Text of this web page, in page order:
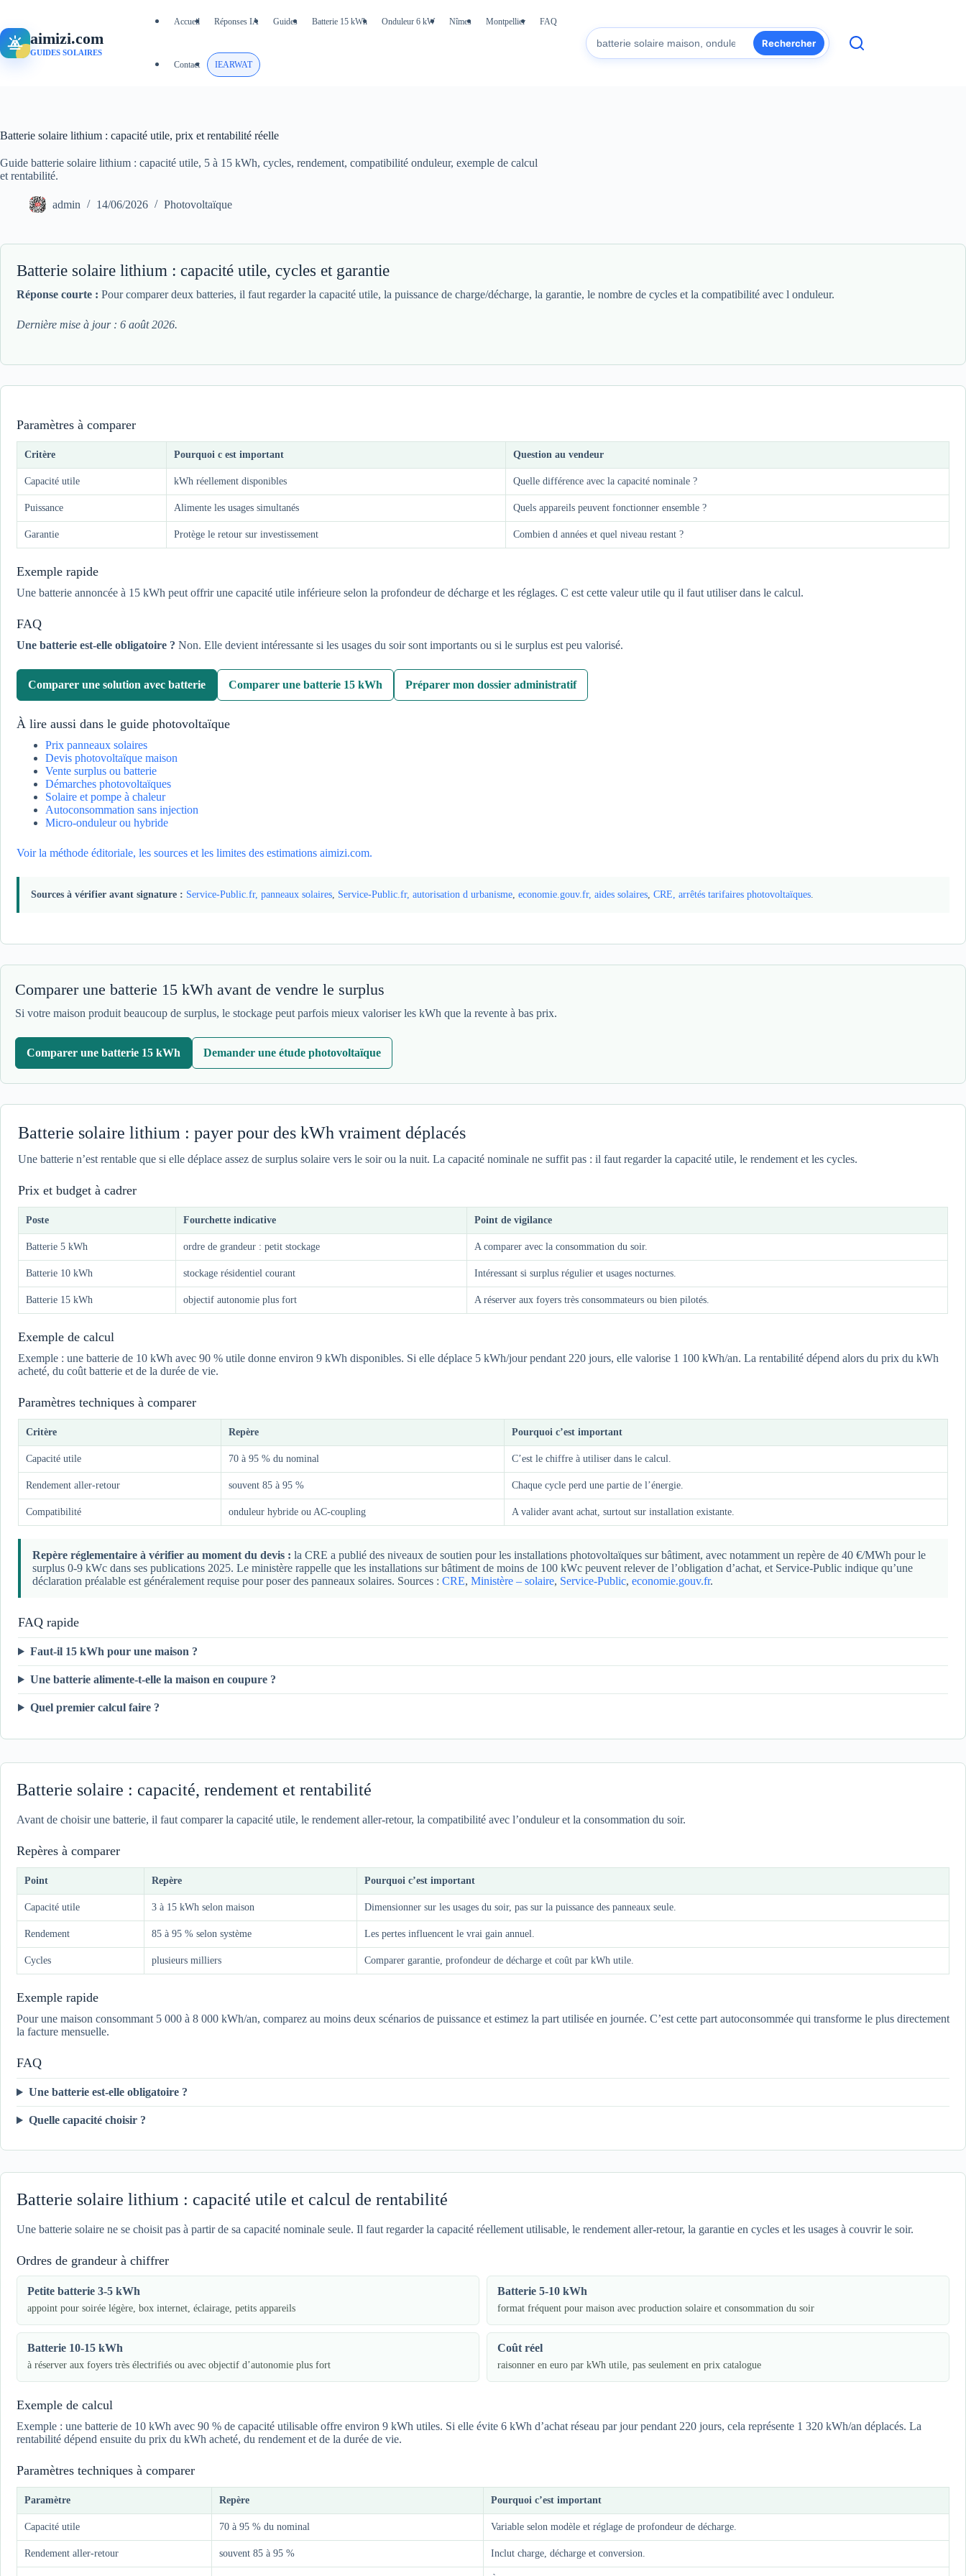
contenuaimizi.com
GUIDES SOLAIRES
Accueil Réponses IA Guides Batterie 15 kWh Onduleur 6 kW Nîmes Montpellier FAQ
Contact IEARWAT
Rechercher
Batterie solaire lithium : capacité utile, prix et rentabilité réelle
Guide batterie solaire lithium : capacité utile, 5 à 15 kWh, cycles, rendement, compatibilité onduleur, exemple de calcul
et rentabilité.
admin 14/06/2026 Photovoltaïque
Batterie solaire lithium : capacité utile, cycles et garantie
Réponse courte : Pour comparer deux batteries, il faut regarder la capacité utile, la puissance de charge/décharge, la garantie, le nombre de cycles et la compatibilité avec l onduleur.
Dernière mise à jour : 6 août 2026.
Paramètres à comparer
Critère Pourquoi c est important Question au vendeur
Capacité utile kWh réellement disponibles Quelle différence avec la capacité nominale ?
Puissance Alimente les usages simultanés Quels appareils peuvent fonctionner ensemble ?
Garantie Protège le retour sur investissement Combien d années et quel niveau restant ?
Exemple rapide
Une batterie annoncée à 15 kWh peut offrir une capacité utile inférieure selon la profondeur de décharge et les réglages. C est cette valeur utile qu il faut utiliser dans le calcul.
FAQ
Une batterie est-elle obligatoire ? Non. Elle devient intéressante si les usages du soir sont importants ou si le surplus est peu valorisé.
Comparer une solution avec batterie Comparer une batterie 15 kWh Préparer mon dossier administratif
À lire aussi dans le guide photovoltaïque
Prix panneaux solaires
Devis photovoltaïque maison
Vente surplus ou batterie
Démarches photovoltaïques
Solaire et pompe à chaleur
Autoconsommation sans injection
Micro-onduleur ou hybride
Voir la méthode éditoriale, les sources et les limites des estimations aimizi.com.
Sources à vérifier avant signature : Service-Public.fr, panneaux solaires, Service-Public.fr, autorisation d urbanisme, economie.gouv.fr, aides solaires, CRE, arrêtés tarifaires photovoltaïques.
Comparer une batterie 15 kWh avant de vendre le surplus
Si votre maison produit beaucoup de surplus, le stockage peut parfois mieux valoriser les kWh que la revente à bas prix.
Comparer une batterie 15 kWh Demander une étude photovoltaïque
Batterie solaire lithium : payer pour des kWh vraiment déplacés
Une batterie n’est rentable que si elle déplace assez de surplus solaire vers le soir ou la nuit. La capacité nominale ne suffit pas : il faut regarder la capacité utile, le rendement et les cycles.
Prix et budget à cadrer
Poste Fourchette indicative Point de vigilance
Batterie 5 kWh ordre de grandeur : petit stockage A comparer avec la consommation du soir.
Batterie 10 kWh stockage résidentiel courant Intéressant si surplus régulier et usages nocturnes.
Batterie 15 kWh objectif autonomie plus fort A réserver aux foyers très consommateurs ou bien pilotés.
Exemple de calcul
Exemple : une batterie de 10 kWh avec 90 % utile donne environ 9 kWh disponibles. Si elle déplace 5 kWh/jour pendant 220 jours, elle valorise 1 100 kWh/an. La rentabilité dépend alors du prix du kWh
acheté, du coût batterie et de la durée de vie.
Paramètres techniques à comparer
Critère Repère Pourquoi c’est important
Capacité utile 70 à 95 % du nominal C’est le chiffre à utiliser dans le calcul.
Rendement aller-retour souvent 85 à 95 % Chaque cycle perd une partie de l’énergie.
Compatibilité onduleur hybride ou AC-coupling A valider avant achat, surtout sur installation existante.
Repère réglementaire à vérifier au moment du devis : la CRE a publié des niveaux de soutien pour les installations photovoltaïques sur bâtiment, avec notamment un repère de 40 €/MWh pour le
surplus 0-9 kWc dans ses publications 2025. Le ministère rappelle que les installations sur bâtiment de moins de 100 kWc peuvent relever de l’obligation d’achat, et Service-Public indique qu’une
déclaration préalable est généralement requise pour poser des panneaux solaires. Sources : CRE, Ministère – solaire, Service-Public, economie.gouv.fr.
FAQ rapide
Faut-il 15 kWh pour une maison ?
Une batterie alimente-t-elle la maison en coupure ?
Quel premier calcul faire ?
Batterie solaire : capacité, rendement et rentabilité
Avant de choisir une batterie, il faut comparer la capacité utile, le rendement aller-retour, la compatibilité avec l’onduleur et la consommation du soir.
Repères à comparer
Point Repère Pourquoi c’est important
Capacité utile 3 à 15 kWh selon maison Dimensionner sur les usages du soir, pas sur la puissance des panneaux seule.
Rendement 85 à 95 % selon système Les pertes influencent le vrai gain annuel.
Cycles plusieurs milliers Comparer garantie, profondeur de décharge et coût par kWh utile.
Exemple rapide
Pour une maison consommant 5 000 à 8 000 kWh/an, comparez au moins deux scénarios de puissance et estimez la part utilisée en journée. C’est cette part autoconsommée qui transforme le plus directement
la facture mensuelle.
FAQ
Une batterie est-elle obligatoire ?
Quelle capacité choisir ?
Batterie solaire lithium : capacité utile et calcul de rentabilité
Une batterie solaire ne se choisit pas à partir de sa capacité nominale seule. Il faut regarder la capacité réellement utilisable, le rendement aller-retour, la garantie en cycles et les usages à couvrir le soir.
Ordres de grandeur à chiffrer
Petite batterie 3-5 kWh
appoint pour soirée légère, box internet, éclairage, petits appareils
Batterie 5-10 kWh
format fréquent pour maison avec production solaire et consommation du soir
Batterie 10-15 kWh
à réserver aux foyers très électrifiés ou avec objectif d’autonomie plus fort
Coût réel
raisonner en euro par kWh utile, pas seulement en prix catalogue
Exemple de calcul
Exemple : une batterie de 10 kWh avec 90 % de capacité utilisable offre environ 9 kWh utiles. Si elle évite 6 kWh d’achat réseau par jour pendant 220 jours, cela représente 1 320 kWh/an déplacés. La
rentabilité dépend ensuite du prix du kWh acheté, du rendement et de la durée de vie.
Paramètres techniques à comparer
Paramètre Repère Pourquoi c’est important
Capacité utile 70 à 95 % du nominal Variable selon modèle et réglage de profondeur de décharge.
Rendement aller-retour souvent 85 à 95 % Inclut charge, décharge et conversion.